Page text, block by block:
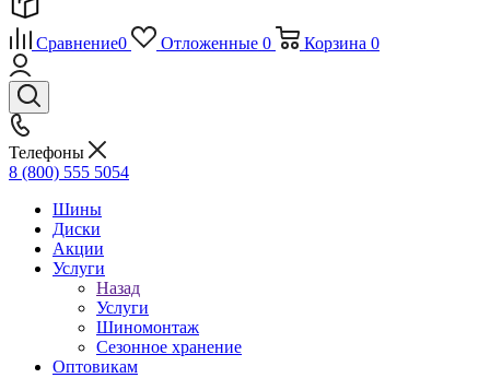
Сравнение0 Отложенные 0 Корзина 0
Телефоны
8 (800) 555 5054
Шины
Диски
Акции
Услуги
Назад
Услуги
Шиномонтаж
Сезонное хранение
Оптовикам